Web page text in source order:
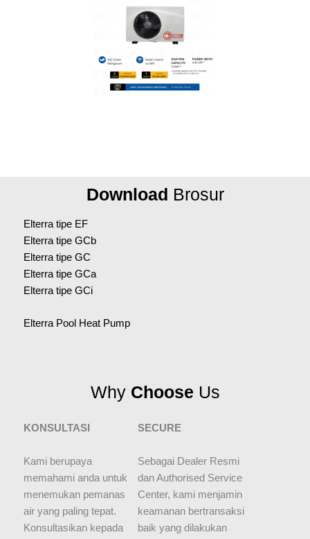
Download Brosur
Elterra tipe EF
Elterra tipe GCb
Elterra tipe GC
Elterra tipe GCa
Elterra tipe GCi
Elterra Pool Heat Pump
Why Choose Us
KONSULTASI
Kami berupaya
memahami anda untuk
menemukan pemanas
air yang paling tepat.
Konsultasikan kepada
SECURE
Sebagai Dealer Resmi
dan Authorised Service
Center, kami menjamin
keamanan bertransaksi
baik yang dilakukan